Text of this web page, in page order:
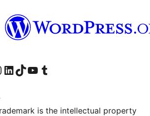
Instagram account
Visit our LinkedIn account
Bisitahin ang aming TikTok account
Visit our YouTube channel
Bisitahin ang aming Tumblr account
is the intellectual property